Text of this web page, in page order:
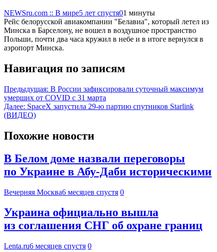
NEWSru.com :: В мире5 лет спустя01 минуты
Рейс белорусской авиакомпании "Белавиа", который летел из
Минска в Барселону, не вошел в воздушное пространство
Польши, почти два часа кружил в небе и в итоге вернулся в
аэропорт Минска.
Навигация по записям
Предыдущая: В России зафиксировали суточный максимум
умерших от COVID с 31 марта
Далее: SpaceX запустила 29-ю партию спутников Starlink
(ВИДЕО)
Похожие новости
В Белом доме назвали переговоры
по Украине в Абу-Даби историческими
Вечерняя Москва6 месяцев спустя 0
Украина официально вышла
из соглашения СНГ об охране границ
Lenta.ru6 месяцев спустя 0